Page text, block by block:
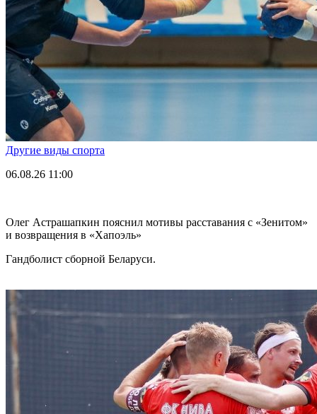
Другие виды спорта
06.08.26 11:00
Олег Астрашапкин пояснил мотивы расставания с «Зенитом»
и возвращения в «Хапоэль»
Гандболист сборной Беларуси.